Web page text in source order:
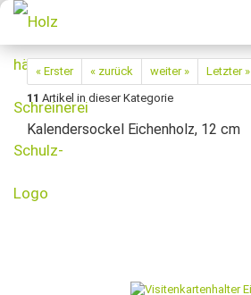
« Erster « zurück weiter »
Letzter »
11 Artikel in dieser Kategorie
Kalendersockel Eichenholz, 12 cm